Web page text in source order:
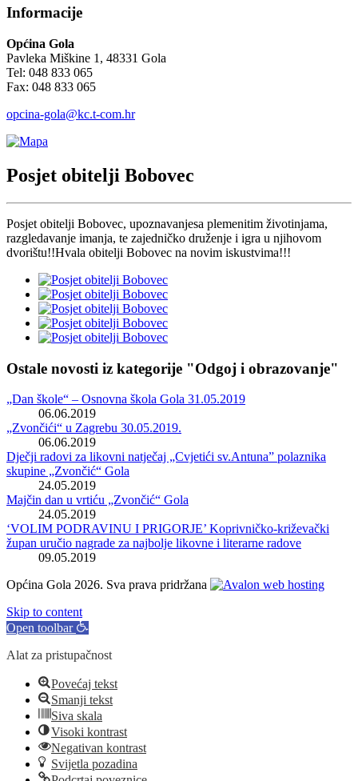
Informacije
Općina Gola
Pavleka Miškine 1, 48331 Gola
Tel: 048 833 065
Fax: 048 833 065
opcina-gola@kc.t-com.hr
Posjet obitelji Bobovec
Posjet obitelji Bobovec, upoznavanjesa plemenitim životinjama,
razgledavanje imanja, te zajedničko druženje i igra u njihovom
dvorištu!!Hvala obitelji Bobovec na novim iskustvima!!!
Ostale novosti iz kategorije "Odgoj i obrazovanje"
„Dan škole“ – Osnovna škola Gola 31.05.2019
06.06.2019
„Zvončići“ u Zagrebu 30.05.2019.
06.06.2019
Dječji radovi za likovni natječaj „Cvjetići sv.Antuna” polaznika
skupine „Zvončić“ Gola
24.05.2019
Majčin dan u vrtiću „Zvončić“ Gola
24.05.2019
‘VOLIM PODRAVINU I PRIGORJE’ Koprivničko-križevački
župan uručio nagrade za najbolje likovne i literarne radove
09.05.2019
Općina Gola 2026. Sva prava pridržana
Skip to content
Open toolbar
Alat za pristupačnost
Povećaj tekst
Smanji tekst
Siva skala
Visoki kontrast
Negativan kontrast
Svijetla pozadina